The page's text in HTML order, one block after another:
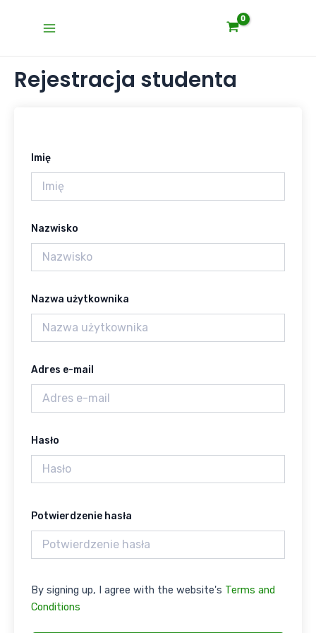
Menu
Rejestracja studenta
Imię
Nazwisko
Nazwa użytkownika
Adres e-mail
Hasło
Potwierdzenie hasła
By signing up, I agree with the website's Terms and
Conditions